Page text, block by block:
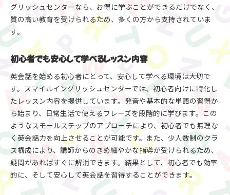
モチベーションを維持する秘訣
学習進度に応じた柔軟な指導
安心のサポート体制を提供
スマイルイングリッシュセンターでお得に学べる英会
話プランを徹底解説
コストパフォーマンスの高いプラン紹介
家族割引や友達紹介特典の利用
長期契約でさらにお得に学ぶ方法
グループレッスンと個別レッスンの選び方
昇進や転職に役立つビジネス英会話プラン
学習成果を保証する安心の料金プラン
効果的にコミュニケーションスキルを磨く岐阜市の英
会話スクール選び
スクール選びのポイントと注意点
グリッシュセンターなら、お得に学ぶことができるだけでなく、
質の高い教育を受けられるため、多くの方から支持されていま
す。
初心者でも安心して学べるレッスン内容
英会話を始める初心者にとって、安心して学べる環境は大切で
す。スマイルイングリッシュセンターでは、初心者向けに特化し
たレッスン内容を提供しています。発音や基本的な単語の習得か
ら始まり、日常生活で使えるフレーズを段階的に学びます。この
ようなスモールステップのアプローチにより、初心者でも無理な
く英会話力を向上させることが可能です。また、少人数制のクラ
ス構成により、講師からのきめ細やかな指導が受けられるため、
疑問があればすぐに解消できます。結果として、初心者でも効率
的に、そして安心して英会話を習得することができます。